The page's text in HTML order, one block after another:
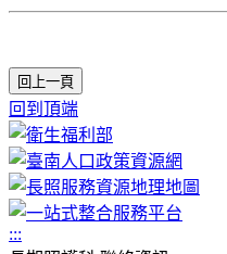
回上一頁
回到頂端
:::